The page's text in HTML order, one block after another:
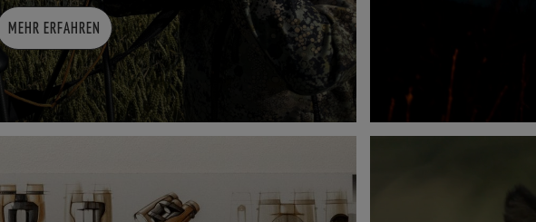
MEHR ERFAHREN